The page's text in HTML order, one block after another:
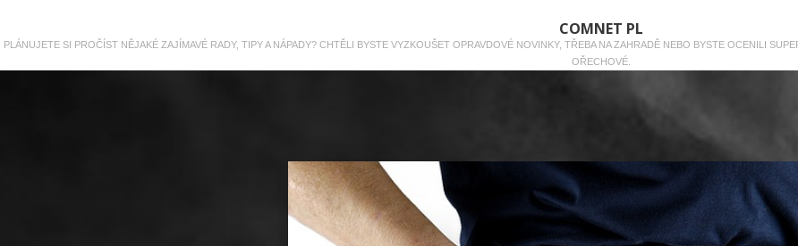
COMNET PL
PLÁNUJETE SI PROČÍST NĚJAKÉ ZAJÍMAVÉ RADY, TIPY A NÁPADY? CHTĚLI BYSTE VYZKOUŠET OPRAVDOVÉ NOVINKY, TŘEBA NA ZAHRADĚ NEBO BYSTE OCENILI
OŘECHOVÉ.